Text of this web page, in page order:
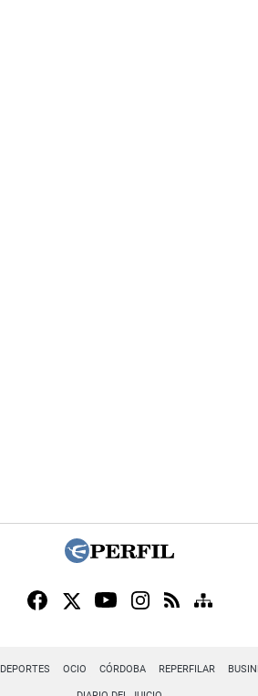
DEPORTES OCIO CÓRDOBA REPERFILAR